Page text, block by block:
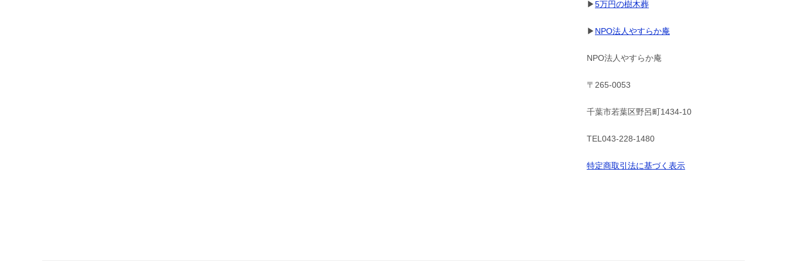
▶5万円の樹木葬
▶ NPO法人やすらか庵
NPO法人やすらか庵
〒265-0053
千葉市若葉区野呂町1434-10
TEL043-228-1480
特定商取引法に基づく表示